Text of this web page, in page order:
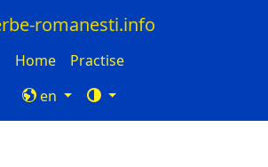
romanesti.info
Home
Practise
en